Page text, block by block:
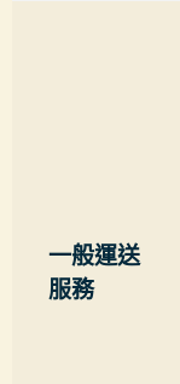
一般運送
服務